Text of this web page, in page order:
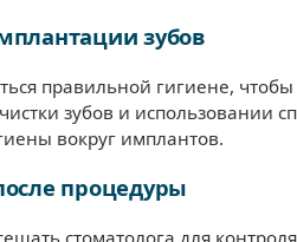
зубов
правильной гигиене,
зубов и использовании
вокруг имплантов.
процедуры
стоматолога для